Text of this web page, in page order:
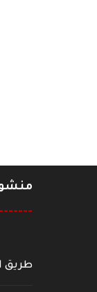
طريق